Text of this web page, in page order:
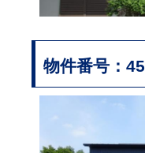
物件番号：45